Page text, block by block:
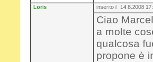
Loris inserito il: 14.8.2008
Ciao
a molte
qualcosa
propone è